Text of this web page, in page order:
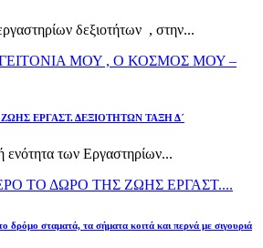
δεξιοτήτων , στην...
ΓΕΙΤΟΝΙΑ ΜΟΥ , Ο ΚΟΣΜΟΣ ΜΟΥ –
ΕΡΓΑΣΤ. ΔΕΞΙΟΤΗΤΩΝ ΤΑΞΗ Δ΄
ενότητα των Εργαστηρίων...
ΤΟ ΔΩΡΟ ΤΗΣ ΖΩΗΣ ΕΡΓΑΣΤ....
δρόμο σταματά, τα σήματα κοιτά και περνά με σιγουριά